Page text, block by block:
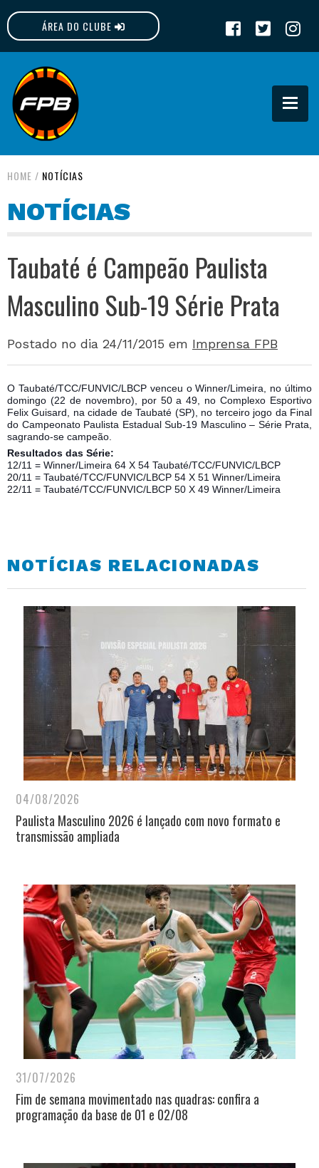
ÁREA DO CLUBE
FPB
HOME / NOTÍCIAS
NOTÍCIAS
Taubaté é Campeão Paulista
Masculino Sub-19 Série Prata
Postado no dia 24/11/2015 em Imprensa FPB
O Taubaté/TCC/FUNVIC/LBCP venceu o Winner/Limeira, no último
domingo (22 de novembro), por 50 a 49, no Complexo Esportivo
Felix Guisard, na cidade de Taubaté (SP), no terceiro jogo da Final
do Campeonato Paulista Estadual Sub-19 Masculino – Série Prata,
sagrando-se campeão.
Resultados das Série:
12/11 = Winner/Limeira 64 X 54 Taubaté/TCC/FUNVIC/LBCP
20/11 = Taubaté/TCC/FUNVIC/LBCP 54 X 51 Winner/Limeira
22/11 = Taubaté/TCC/FUNVIC/LBCP 50 X 49 Winner/Limeira
NOTÍCIAS RELACIONADAS
04/08/2026
Paulista Masculino 2026 é lançado com novo formato e
transmissão ampliada
31/07/2026
Fim de semana movimentado nas quadras: confira a
programação da base de 01 e 02/08